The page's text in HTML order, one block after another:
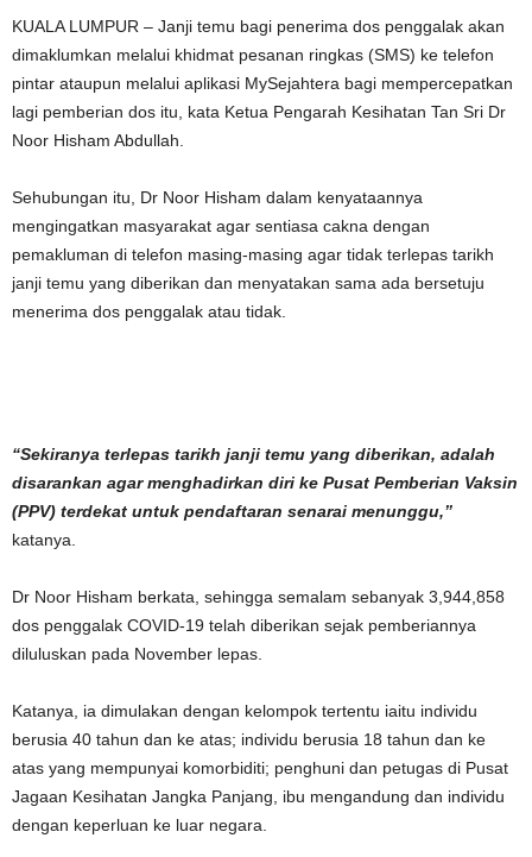
KUALA LUMPUR – Janji temu bagi penerima dos penggalak akan
dimaklumkan melalui khidmat pesanan ringkas (SMS) ke telefon
pintar ataupun melalui aplikasi MySejahtera bagi mempercepatkan
lagi pemberian dos itu, kata Ketua Pengarah Kesihatan Tan Sri Dr
Noor Hisham Abdullah.
Sehubungan itu, Dr Noor Hisham dalam kenyataannya
mengingatkan masyarakat agar sentiasa cakna dengan
pemakluman di telefon masing-masing agar tidak terlepas tarikh
janji temu yang diberikan dan menyatakan sama ada bersetuju
menerima dos penggalak atau tidak.
“Sekiranya terlepas tarikh janji temu yang diberikan, adalah
disarankan agar menghadirkan diri ke Pusat Pemberian Vaksin
(PPV) terdekat untuk pendaftaran senarai menunggu,”
katanya.
Dr Noor Hisham berkata, sehingga semalam sebanyak 3,944,858
dos penggalak COVID-19 telah diberikan sejak pemberiannya
diluluskan pada November lepas.
Katanya, ia dimulakan dengan kelompok tertentu iaitu individu
berusia 40 tahun dan ke atas; individu berusia 18 tahun dan ke
atas yang mempunyai komorbiditi; penghuni dan petugas di Pusat
Jagaan Kesihatan Jangka Panjang, ibu mengandung dan individu
dengan keperluan ke luar negara.